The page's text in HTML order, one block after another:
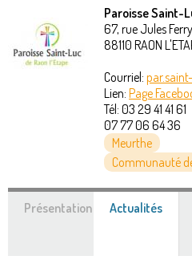
Vous
êtes
Paroisse Saint-
67, rue Jules Ferry
88110 RAON
Courriel:
Lien: Page
Tél: 03 29 41 41 61
07 77 06 64 36
Meurthe
Communauté
Présentation Actualités